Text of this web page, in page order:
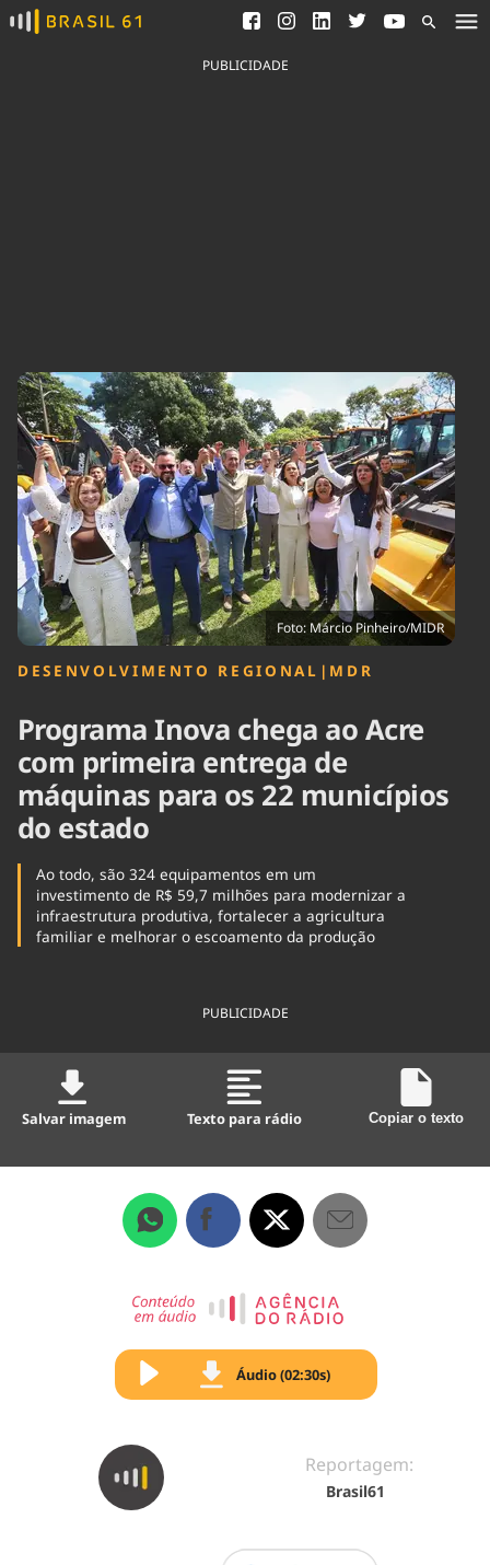
Ver todas as notícias
Saneamento
Indicadores
Agronegócios
Brasil
Brasil Mineral
Ciência &
Tecnologia
Cinema
Comportamento
Cultura
Economia
Educação
Infraestrutura
Internacional
Meio Ambiente
Podcast
Política
Saúde
Tempo
PUBLICIDADE
Foto: Márcio Pinheiro/MIDR
DESENVOLVIMENTO REGIONAL | MDR
Programa Inova chega ao Acre
com primeira entrega de
máquinas para os 22 municípios
do estado
Ao todo, são 324 equipamentos em um
investimento de R$ 59,7 milhões para modernizar a
infraestrutura produtiva, fortalecer a agricultura
familiar e melhorar o escoamento da produção
PUBLICIDADE
Salvar imagem Texto para rádio Copiar o texto
Áudio (02:30s)
Reportagem:
Brasil61